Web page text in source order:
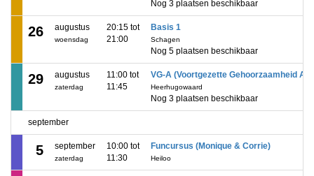
Nog 3 plaatsen beschikbaar
26 augustus
woensdag
20:15 tot
21:00
Basis 1
Schagen
Nog 5 plaatsen beschikbaar
29 augustus
zaterdag
11:00 tot
11:45
VG-A (Voortgezette Gehoorzaamheid A)
Heerhugowaard
Nog 3 plaatsen beschikbaar
september
5 september
zaterdag
10:00 tot
11:30
Funcursus (Monique & Corrie)
Heiloo